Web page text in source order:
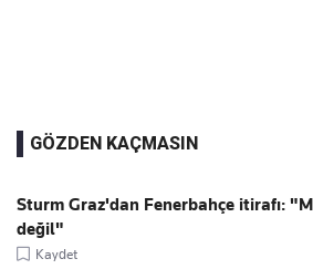
GÖZDEN KAÇMASIN
Sturm Graz'dan Fenerbahçe itirafı:
değil"
Kaydet